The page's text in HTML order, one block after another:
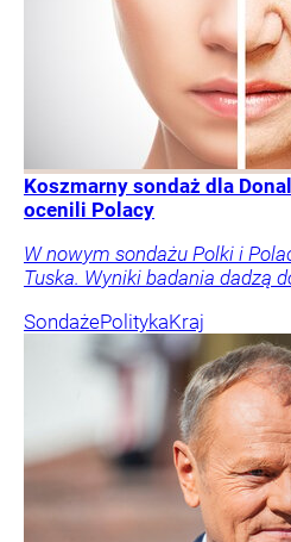
Koszmarny sondaż dla
ocenili Polacy
W nowym sondażu Polki i
Tuska. Wyniki badania dadzą
SondażePolitykaKraj